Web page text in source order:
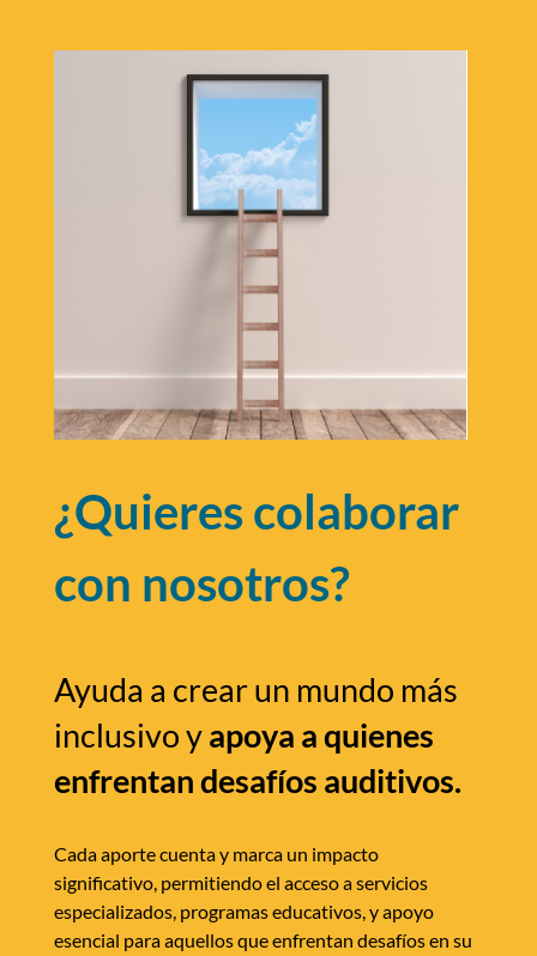
¿Quieres colaborar
con nosotros?
Ayuda a crear un mundo más
inclusivo yapoya a quienes
enfrentan desafíos auditivos.
Cada aporte cuenta y marca un impacto
significativo, permitiendo el acceso a servicios
especializados, programas educativos, y apoyo
esencial para aquellos que enfrentan desafíos en su